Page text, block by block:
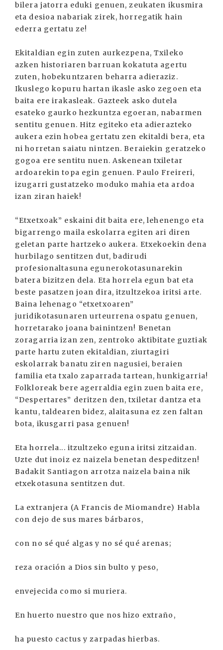
bilera jatorra eduki genuen, zeukaten ikusmira
eta desioa nabariak zirek, horregatik hain
ederra gertatu ze!
Ekitaldian egin zuten aurkezpena, Txileko
azken historiaren barruan kokatuta agertu
zuten, hobekuntzaren beharra adieraziz.
Ikuslego kopuru hartan ikasle asko zegoen eta
baita ere irakasleak. Gazteek asko dutela
esateko gaurko hezkuntza egoeran, nabarmen
sentitu genuen. Hitz egiteko eta adierazteko
aukera ezin hobea gertatu zen ekitaldi bera, eta
ni horretan saiatu nintzen. Beraiekin geratzeko
gogoa ere sentitu nuen. Askenean txiletar
ardoarekin topa egin genuen. Paulo Freireri,
izugarri gustatzeko moduko mahia eta ardoa
izan ziran haiek!
“Etxetxoak” eskaini dit baita ere, lehenengo eta
bigarrengo maila eskolarra egiten ari diren
geletan parte hartzeko aukera. Etxekoekin dena
hurbilago sentitzen dut, badirudi
profesionaltasuna egunerokotasunarekin
batera bizitzen dela. Eta horrela egun bat eta
beste pasatzen joan dira, itzultzekoa iritsi arte.
Baina lehenago “etxetxoaren”
juridikotasunaren urteurrena ospatu genuen,
horretarako joana bainintzen! Benetan
zoragarria izan zen, zentroko aktibitate guztiak
parte hartu zuten ekitaldian, ziurtagiri
eskolarrak banatu ziren nagusiei, beraien
familia eta txalo zaparrada tartean, hunkigarria!
Folkloreak bere agerraldia egin zuen baita ere,
“Despertares” deritzen den, txiletar dantza eta
kantu, taldearen bidez, alaitasuna ez zen faltan
bota, ikusgarri pasa genuen!
Eta horrela... itzultzeko eguna iritsi zitzaidan.
Uzte dut inoiz ez naizela benetan despeditzen!
Badakit Santiagon arrotza naizela baina nik
etxekotasuna sentitzen dut.
La extranjera (A Francis de Miomandre) Habla
con dejo de sus mares bárbaros,
con no sé qué algas y no sé qué arenas;
reza oración a Dios sin bulto y peso,
envejecida como si muriera.
En huerto nuestro que nos hizo extraño,
ha puesto cactus y zarpadas hierbas.